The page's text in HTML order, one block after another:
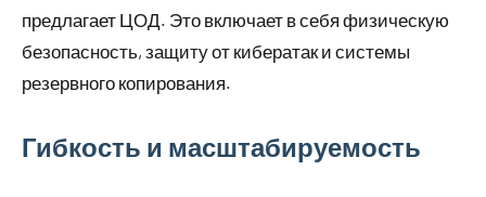
предлагает ЦОД. Это включает в себя физическую
безопасность, защиту от кибератак и системы
резервного копирования.
Гибкость и масштабируемость